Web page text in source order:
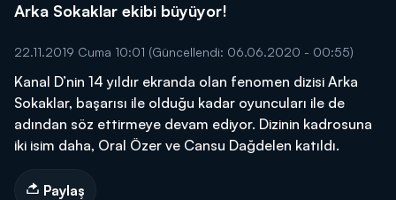
Arka Sokaklar ekibi büyüyor!
22.11.2019 Cuma 10:01 (Güncellendi: 06.06.2020 - 00:55)
Kanal D’nin 14 yıldır ekranda olan fenomen dizisi Arka
Sokaklar, başarısı ile olduğu kadar oyuncuları ile de
adından söz ettirmeye devam ediyor. Dizinin kadrosuna
iki isim daha, Oral Özer ve Cansu Dağdelen katıldı.
Paylaş